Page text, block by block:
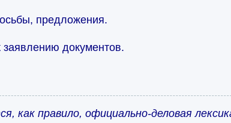
предложения.
документов.
как правило, официально-деловая